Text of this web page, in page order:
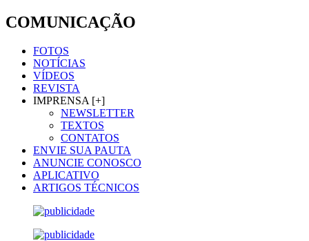
COMUNICAÇÃO
FOTOS
NOTÍCIAS
VÍDEOS
REVISTA
IMPRENSA [+]
NEWSLETTER
TEXTOS
CONTATOS
ENVIE SUA PAUTA
ANUNCIE CONOSCO
APLICATIVO
ARTIGOS TÉCNICOS